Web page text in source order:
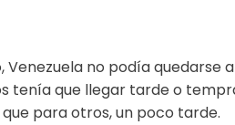
no podía quedarse
tenía que llegar tarde o
para otros, un poco tarde.